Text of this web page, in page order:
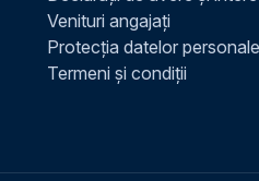
Venituri angajați
Protecția datelor personale
Termeni și condiții